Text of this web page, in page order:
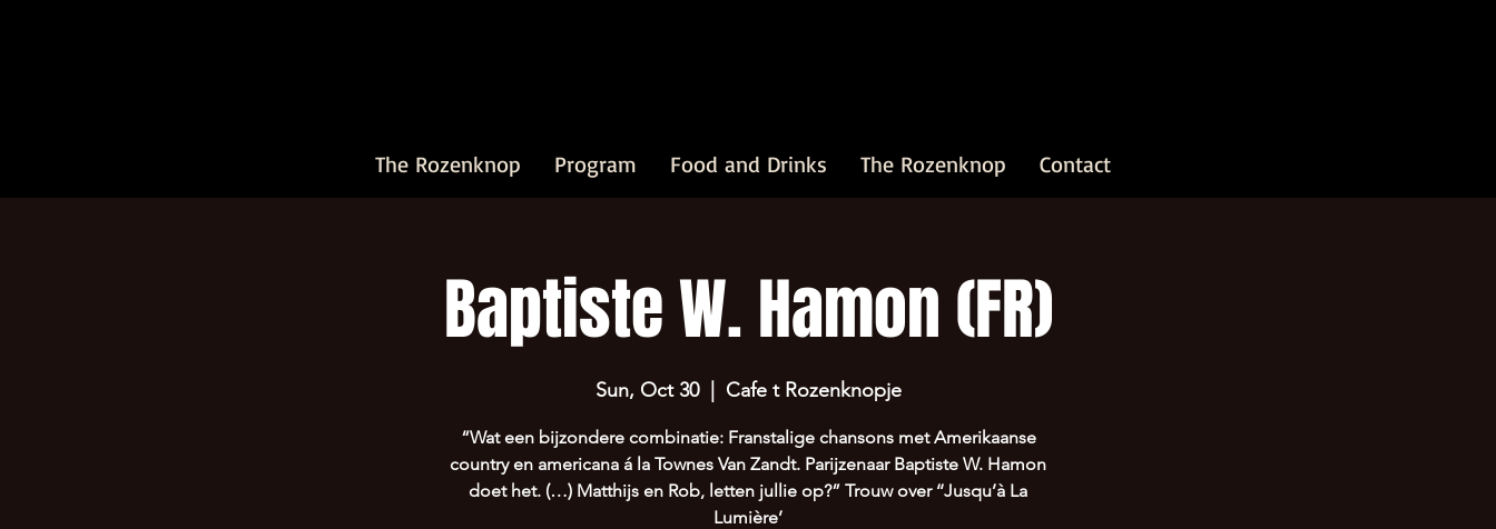
The Rozenknop Program Food and Drinks The Rozenknop Contact
Baptiste W. Hamon (FR)
Sun, Oct 30
  |
Cafe t Rozenknopje
“Wat een bijzondere combinatie: Franstalige chansons met Amerikaanse
country en americana á la Townes Van Zandt. Parijzenaar Baptiste W. Hamon
doet het. (…) Matthijs en Rob, letten jullie op?” Trouw over ‘‘Jusqu’à La
Lumière’